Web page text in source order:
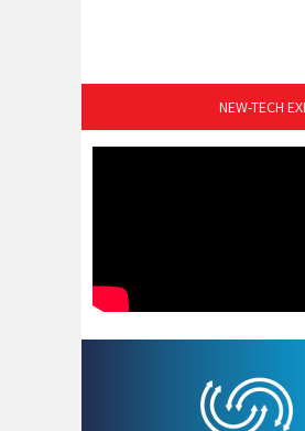
NEW-TECH